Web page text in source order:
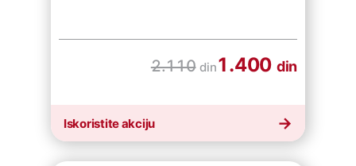
2.110 din1.400 din
Iskoristite akciju